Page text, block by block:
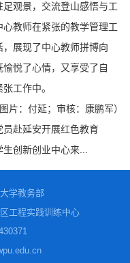
观景，交流登山感悟与工
教师在紧张的教学管理工
展现了中心教师拼博向
愉悦了心情，又享受了自
工作中。
片：付延；审核：康鹏军）
赴延安开展红色教育
创新创业中心来...
学教务部
工程实践训练中心